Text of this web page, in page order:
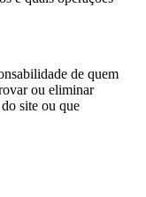
de quem
ou eliminar
site ou que